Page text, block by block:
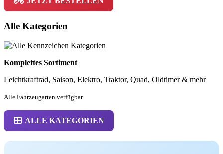
Alle Kategorien
Komplettes Sortiment
Leichtkraftrad, Saison, Elektro, Traktor, Quad, Oldtimer & mehr
Alle Fahrzeugarten verfügbar
ALLE KATEGORIEN